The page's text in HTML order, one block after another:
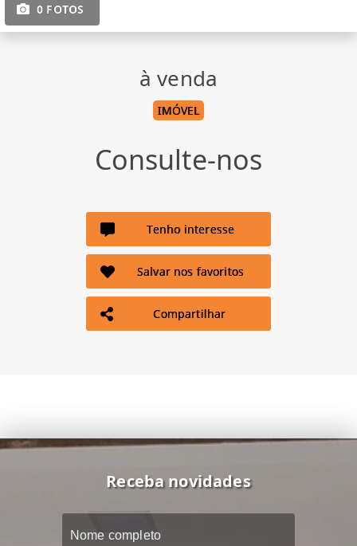
0 FOTOS
à venda
IMÓVEL
Consulte-nos
Tenho interesse
Salvar nos favoritos
Compartilhar
Receba novidades